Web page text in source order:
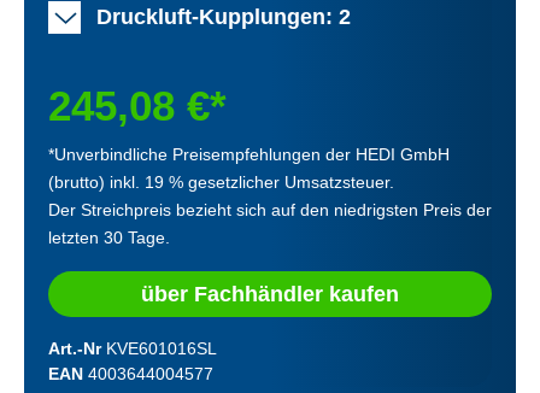
Druckluft-Kupplungen: 2
245,08 €*
*Unverbindliche Preisempfehlungen der HEDI GmbH
(brutto) inkl. 19 % gesetzlicher Umsatzsteuer.
Der Streichpreis bezieht sich auf den niedrigsten Preis der
letzten 30 Tage.
über Fachhändler kaufen
Art.-Nr KVE601016SL
EAN 4003644004577